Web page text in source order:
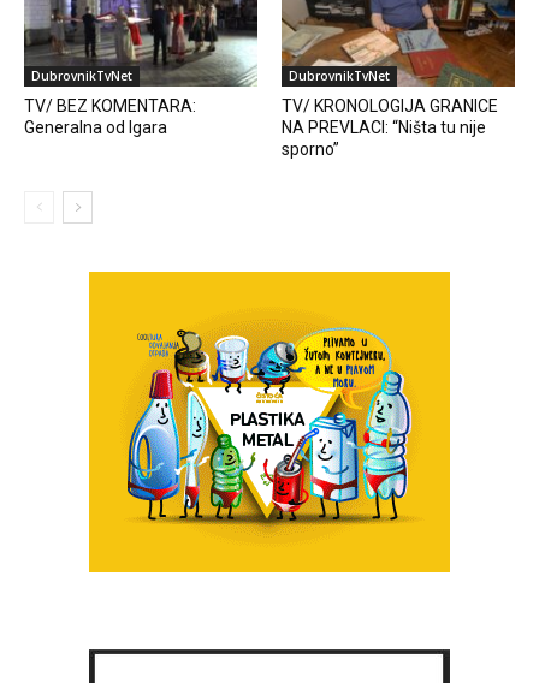
DubrovnikTvNet
TV/ BEZ KOMENTARA:
Generalna od Igara
DubrovnikTvNet
TV/ KRONOLOGIJA GRANICE
NA PREVLACI: “Ništa tu nije
sporno”